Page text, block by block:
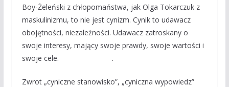
Boy-Żeleński z chłopomaństwa, jak Olga Tokarczuk z
maskulinizmu, to nie jest cynizm. Cynik to udawacz
obojętności, niezależności. Udawacz zatroskany o
swoje interesy, mający swoje prawdy, swoje wartości i
swoje cele. .
Zwrot „cyniczne stanowisko”, „cyniczna wypowiedz”